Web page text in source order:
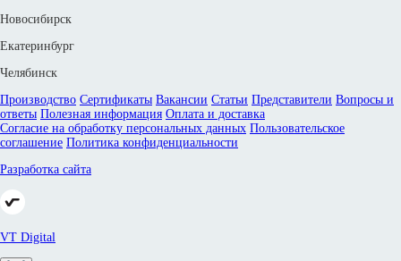
Новосибирск
Екатеринбург
Челябинск
Производство Сертификаты Вакансии Статьи Представители Вопросы и
ответы Полезная информация Оплата и доставка
Согласие на обработку персональных данных Пользовательское
соглашение Политика конфиденциальности
Разработка сайта
VT Digital